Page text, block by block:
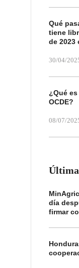
Qué
tiene
de 2023
30/04/
¿Qué
OCDE?
08/07/
día
firmar